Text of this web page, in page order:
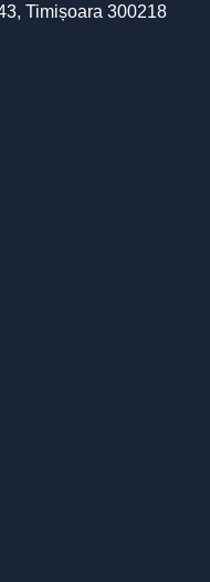
Timișoara 300218